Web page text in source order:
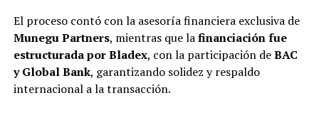
El proceso contó con la asesoría financiera exclusiva de
Munegu Partners, mientras que lafinanciación fue
estructurada por Bladex, con la participación deBAC
y Global Bank, garantizando solidez y respaldo
internacional a la transacción.